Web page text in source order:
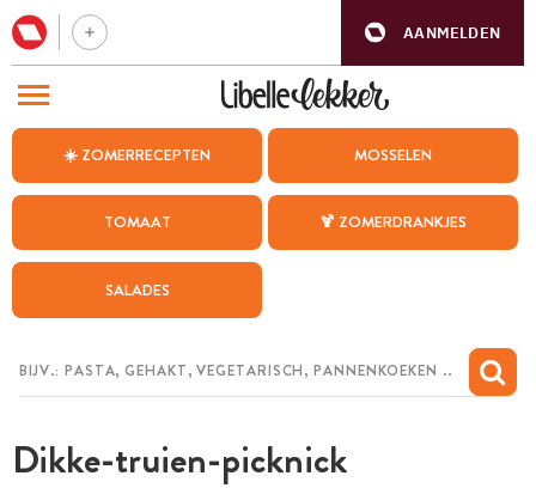
AANMELDEN
☀️ ZOMERRECEPTEN MOSSELEN
TOMAAT 🍹 ZOMERDRANKJES
SALADES
Dikke-truien-picknick
BEZOEK ONZE ANDERE WEBSITES
WEEKMENU
CHAT MET MAIA
MIJN BEWAARDE RECEPTEN